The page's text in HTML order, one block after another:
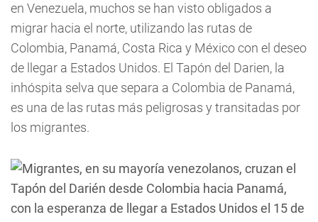
en Venezuela, muchos se han visto obligados a
migrar hacia el norte, utilizando las rutas de
Colombia, Panamá, Costa Rica y México con el deseo
de llegar a Estados Unidos. El Tapón del Darien, la
inhóspita selva que separa a Colombia de Panamá,
es una de las rutas más peligrosas y transitadas por
los migrantes.